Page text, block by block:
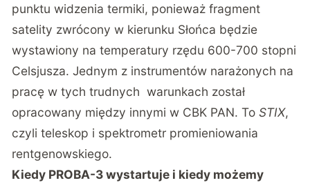
punktu widzenia termiki, ponieważ fragment
satelity zwrócony w kierunku Słońca będzie
wystawiony na temperatury rzędu 600-700 stopni
Celsjusza. Jednym z instrumentów narażonych na
pracę w tych trudnych warunkach został
opracowany między innymi w CBK PAN. ToSTIX,
czyli teleskop i spektrometr promieniowania
rentgenowskiego.
Kiedy PROBA-3 wystartuje i kiedy możemy